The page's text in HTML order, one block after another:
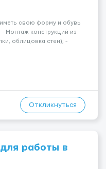
свою форму и обувь
Монтаж конструкций из
облицовка стен); -
покраска); -
Откликнуться
работы в